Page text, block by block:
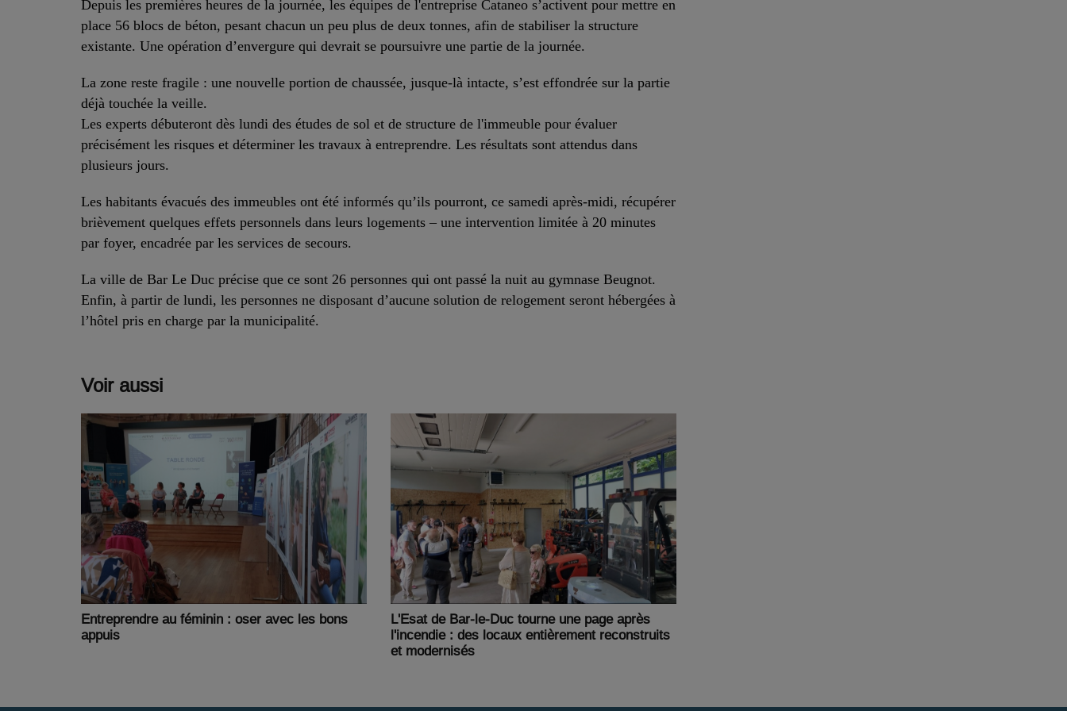
Depuis les premières heures de la journée, les équipes de l'entreprise Cataneo s’activent pour mettre en
place 56 blocs de béton, pesant chacun un peu plus de deux tonnes, afin de stabiliser la structure
existante. Une opération d’envergure qui devrait se poursuivre une partie de la journée.
La zone reste fragile : une nouvelle portion de chaussée, jusque-là intacte, s’est effondrée sur la partie
déjà touchée la veille.
Les experts débuteront dès lundi des études de sol et de structure de l'immeuble pour évaluer
précisément les risques et déterminer les travaux à entreprendre. Les résultats sont attendus dans
plusieurs jours.
Les habitants évacués des immeubles ont été informés qu’ils pourront, ce samedi après-midi, récupérer
brièvement quelques effets personnels dans leurs logements – une intervention limitée à 20 minutes
par foyer, encadrée par les services de secours.
La ville de Bar Le Duc précise que ce sont 26 personnes qui ont passé la nuit au gymnase Beugnot.
Enfin, à partir de lundi, les personnes ne disposant d’aucune solution de relogement seront hébergées à
l’hôtel pris en charge par la municipalité.
Voir aussi
Entreprendre au féminin : oser avec les bons
appuis
L'Esat de Bar-le-Duc tourne une page après
l'incendie : des locaux entièrement reconstruits
et modernisés